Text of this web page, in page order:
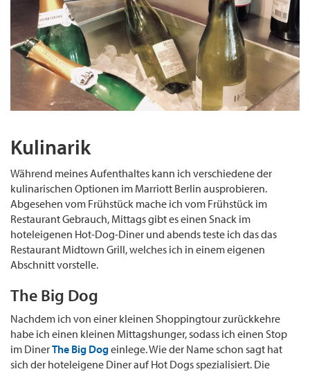
Kulinarik
Während meines Aufenthaltes kann ich verschiedene der
kulinarischen Optionen im Marriott Berlin ausprobieren.
Abgesehen vom Frühstück mache ich vom Frühstück im
Restaurant Gebrauch, Mittags gibt es einen Snack im
hoteleigenen Hot-Dog-Diner und abends teste ich das das
Restaurant Midtown Grill, welches ich in einem eigenen
Abschnitt vorstelle.
The Big Dog
Nachdem ich von einer kleinen Shoppingtour zurückkehre
habe ich einen kleinen Mittagshunger, sodass ich einen Stop
im DinerThe Big Dogeinlege. Wie der Name schon sagt hat
sich der hoteleigene Diner auf Hot Dogs spezialisiert. Die